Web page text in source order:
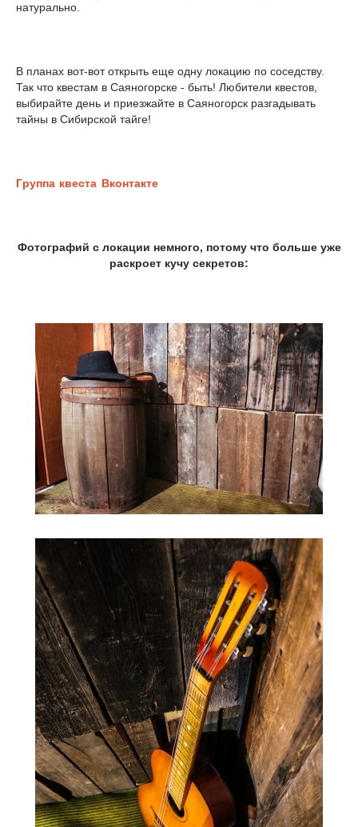
натурально.
В планах вот-вот открыть еще одну локацию по соседству.
Так что квестам в Саяногорске - быть! Любители квестов,
выбирайте день и приезжайте в Саяногорск разгадывать
тайны в Сибирской тайге!
Группа квеста Вконтакте
Фотографий с локации немного, потому что больше уже
раскроет кучу секретов: